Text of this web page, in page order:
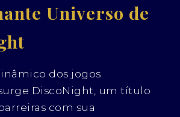
Universo de
dos jogos
DiscoNight, um título
com sua